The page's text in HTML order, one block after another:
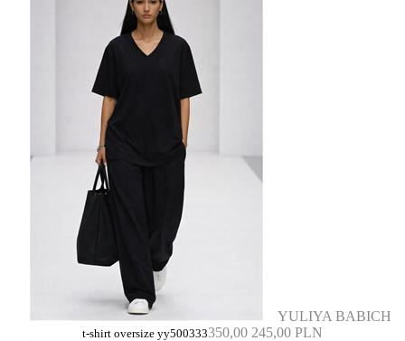
YULIYA BABICH
t-shirt oversize yy500333350,00 245,00 PLN